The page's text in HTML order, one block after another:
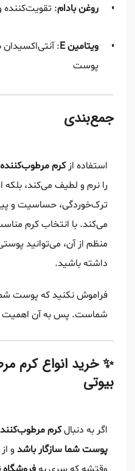
روغن بادام: تقویت‌کننده
ویتامین E : آنتی‌اکسیدان
پوست
جمع‌بندی
استفاده ازکرم
را نرم و لطیف می‌کند،
ترک‌خوردگی، حساسیت و
می‌کند. با انتخاب کرم
منظم از آن، می‌توانید
داشته باشید.
فراموش نکنید که پوست
شماست. پس به آن اهمیت
✨ خرید انواع کرم
بیوتی
اگر به دنبالکرم
پوست شما سازگار باشد و